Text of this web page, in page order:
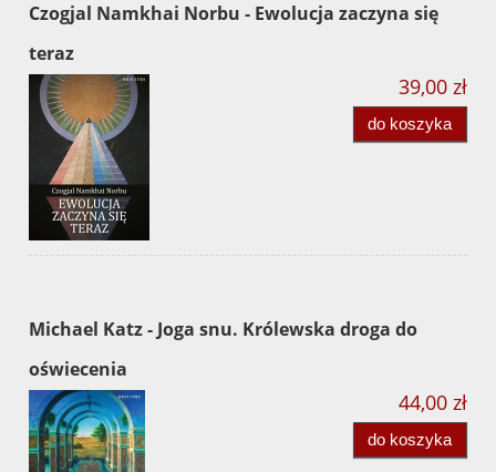
Czogjal Namkhai Norbu - Ewolucja zaczyna się
teraz
39,00 zł
do koszyka
Michael Katz - Joga snu. Królewska droga do
oświecenia
44,00 zł
do koszyka